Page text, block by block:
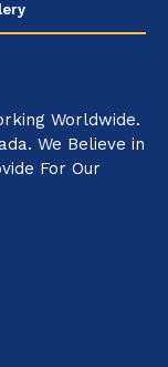
Worldwide.
We Believe in
For Our